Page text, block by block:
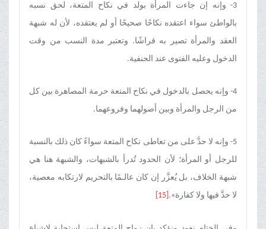
3- وإنه إن جاءت المرأة بولد في نكاح المتعة، لحق نسبه
بالواطئ سواء اعتقده نكاحًا صحيحًا أو لم يعتقده، لأن له شبهة
العقد والمرأة تصير به فراشًا. وتعتبر مدة النسب من وقت
الدخول وعليه الفتوى عند الحنفية.
4- وإنه يحصل بالدخول في نكاح المتعة حرمة المصاهرة بين كل
من الرجل والمرأة وبين أصولهما وفروعهما.
5- وإنه لا حدَّ على من تعاطى نكاح المتعة سواءً كان ذلك بالنسبة
للرجل أو المرأة؛ لأن الحدود تُدرأ بالشبهات، والشبهة هنا هي
شبهة الخلاف، بل يُعزَّر إن كان عالـمًا بالتحريم لارتكابه معصية،
لا حدَّ فيها ولا كفارة». [15]